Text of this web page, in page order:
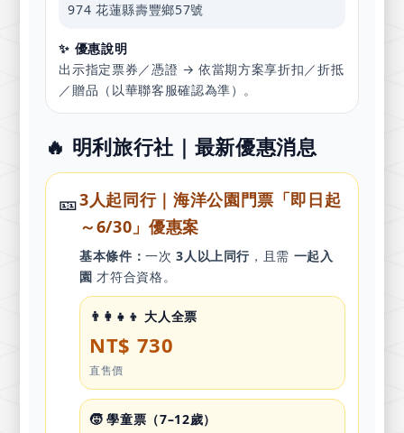
974 花蓮縣壽豐鄉57號
✨ 優惠說明
出示指定票券／憑證 → 依當期方案享折扣／折抵
／贈品（以華聯客服確認為準）。
🔥 明利旅行社｜最新優惠消息
🎫3人起同行｜海洋公園門票「即日起
～6/30」優惠案
基本條件：一次3人以上同行 ，且需 一起入
園 才符合資格。
👨‍👩‍👧‍👦 大人全票
NT$ 730
直售價
🧒 學童票（7–12歲）